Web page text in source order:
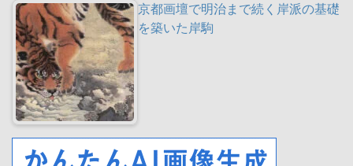
京都画壇で明治まで続く岸派の基礎
を築いた岸駒